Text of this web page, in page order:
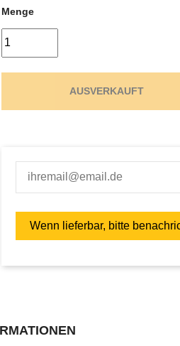
Menge
AUSVERKAUFT